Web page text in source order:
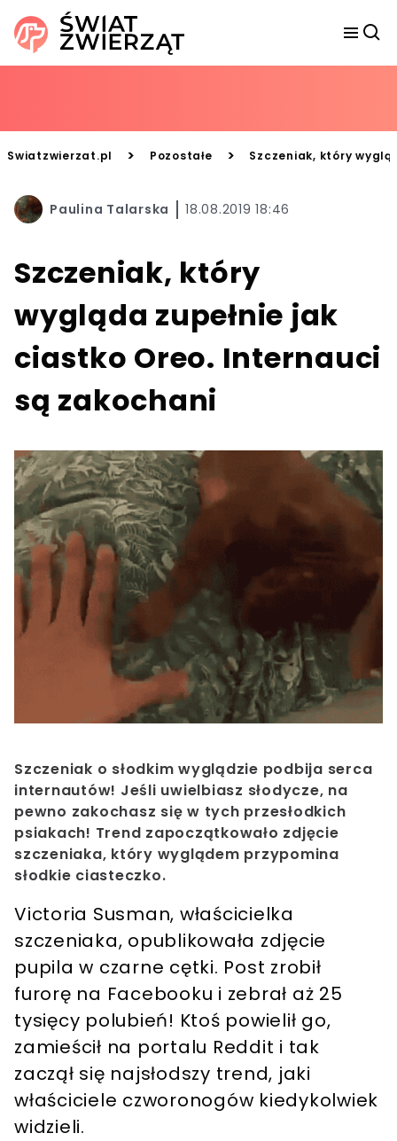
Swiatzwierzat.pl > Pozostałe > Szczeniak, który
Paulina Talarska 18.08.2019 18:46
Szczeniak, który
wygląda zupełnie jak
ciastko Oreo. Internauci
są zakochani
Szczeniak o słodkim wyglądzie podbija serca
internautów! Jeśli uwielbiasz słodycze, na
pewno zakochasz się w tych przesłodkich
psiakach! Trend zapoczątkowało zdjęcie
szczeniaka, który wyglądem przypomina
słodkie ciasteczko.
Victoria Susman, właścicielka
szczeniaka, opublikowała zdjęcie
pupila w czarne cętki. Post zrobił
furorę na Facebooku i zebrał aż 25
tysięcy polubień! Ktoś powielił go,
zamieścił na portalu Reddit i tak
zaczął się najsłodszy trend, jaki
właściciele czworonogów kiedykolwiek
widzieli.